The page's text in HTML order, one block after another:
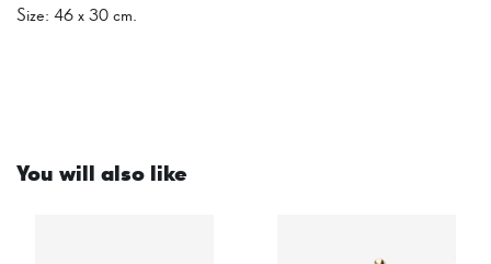
Size: 46 x 30 cm.
You will also like